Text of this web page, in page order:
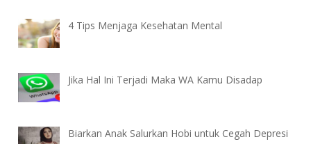
4 Tips Menjaga Kesehatan Mental
Jika Hal Ini Terjadi Maka WA Kamu Disadap
Biarkan Anak Salurkan Hobi untuk Cegah Depresi